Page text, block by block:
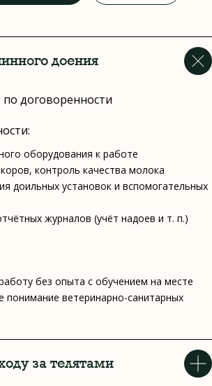
доения
по договоренности
оборудования к работе
контроль качества молока
доильных установок и вспомогательных
журналов (учёт надоев и т. п.)
без опыта с обучением на месте
понимание ветеринарно-санитарных
за телятами